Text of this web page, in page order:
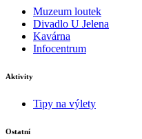
Muzeum loutek
Divadlo U Jelena
Kavárna
Infocentrum
Aktivity
Tipy na výlety
Ostatní